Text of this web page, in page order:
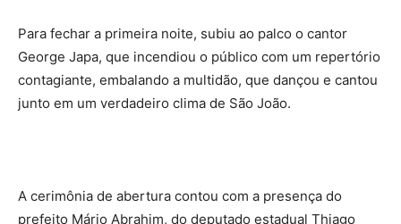
Para fechar a primeira noite, subiu ao palco o cantor
George Japa, que incendiou o público com um repertório
contagiante, embalando a multidão, que dançou e cantou
junto em um verdadeiro clima de São João.
A cerimônia de abertura contou com a presença do
prefeito Mário Abrahim, do deputado estadual Thiago